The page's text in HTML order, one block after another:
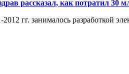
рассказал, как потратил 30
2012 гг. занималось